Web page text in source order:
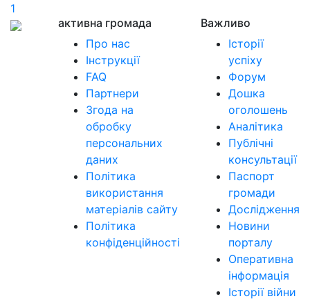
1
активна громада
Про нас
Інструкції
FAQ
Партнери
Згода на
обробку
персональних
даних
Політика
використання
матеріалів сайту
Політика
конфіденційності
Важливо
Історії
успіху
Форум
Дошка
оголошень
Аналітика
Публічні
консультації
Паспорт
громади
Дослідження
Новини
порталу
Оперативна
інформація
Історії війни